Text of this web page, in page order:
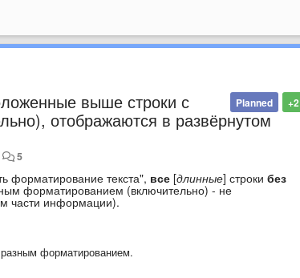
+2
Planned
выше строки с
отображаются в развёрнутом
5
форматирование текста", все [длинные] строки без
форматированием (включительно) - не
части информации).
форматированием.